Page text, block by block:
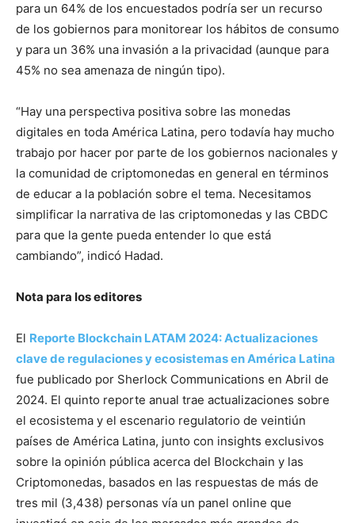
para un 64% de los encuestados podría ser un recurso
de los gobiernos para monitorear los hábitos de consumo
y para un 36% una invasión a la privacidad (aunque para
45% no sea amenaza de ningún tipo).
“Hay una perspectiva positiva sobre las monedas
digitales en toda América Latina, pero todavía hay mucho
trabajo por hacer por parte de los gobiernos nacionales y
la comunidad de criptomonedas en general en términos
de educar a la población sobre el tema. Necesitamos
simplificar la narrativa de las criptomonedas y las CBDC
para que la gente pueda entender lo que está
cambiando”, indicó Hadad.
Nota para los editores
El Reporte Blockchain LATAM 2024: Actualizaciones
clave de regulaciones y ecosistemas en América Latina
fue publicado por Sherlock Communications en Abril de
2024. El quinto reporte anual trae actualizaciones sobre
el ecosistema y el escenario regulatorio de veintiún
países de América Latina, junto con insights exclusivos
sobre la opinión pública acerca del Blockchain y las
Criptomonedas, basados en las respuestas de más de
tres mil (3,438) personas vía un panel online que